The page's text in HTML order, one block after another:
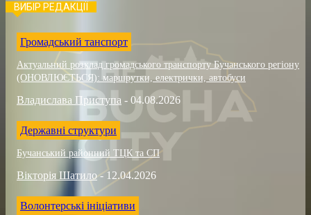
ВИБІР РЕДАКЦІЇ
Громадський танспорт
Актуальний розклад громадського транспорту Бучанського регіону
(ОНОВЛЮЄТЬСЯ): маршрутки, електрички, автобуси
Владислава Приступа - 04.08.2026
Державні структури
Бучанський районний ТЦК та СП
Вікторія Шатило - 12.04.2026
Волонтерські ініціативи